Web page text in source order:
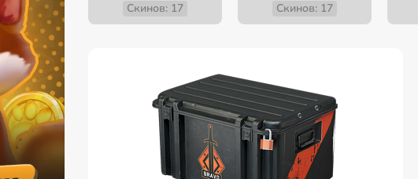
Скинов: 17 Скинов: 17